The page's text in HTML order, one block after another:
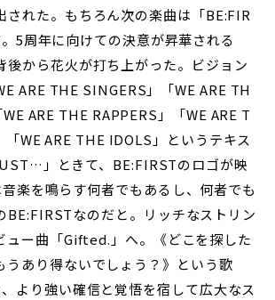
された。もちろん次の楽曲は「BE:FIR
5周年に向けての決意が昇華される
後から花火が打ち上がった。ビジョン
ARE THE SINGERS」「WE ARE TH
ARE THE RAPPERS」「WE ARE T
WE ARE THE IDOLS」というテキス
」ときて、BE:FIRSTのロゴが映
楽を鳴らす何者でもあるし、何者でも
BE:FIRSTなのだと。リッチなストリン
ュー曲「Gifted.」へ。《どこを探した
うあり得ないでしょう？》という歌
より強い確信と覚悟を宿して広大なス